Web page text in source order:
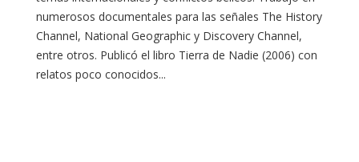
numerosos documentales para las señales The History
Channel, National Geographic y Discovery Channel,
entre otros. Publicó el libro Tierra de Nadie (2006) con
relatos poco conocidos...